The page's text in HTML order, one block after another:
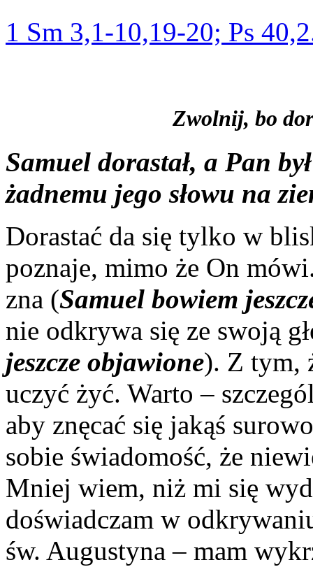
1 Sm 3,1-10,19-20; Ps
Zwolnij, bo
Samuel dorastał, a Pan
żadnemu jego słowu na
Dorastać da się tylko w
poznaje, mimo że On
zna (Samuel bowiem
nie odkrywa się ze swoją
jeszcze objawione). Z tym,
uczyć żyć. Warto –
aby znęcać się jakąś
sobie świadomość, że
Mniej wiem, niż mi się
doświadczam w
św. Augustyna – mam